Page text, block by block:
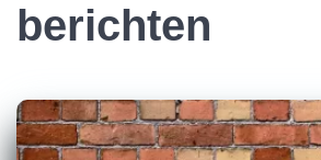
berichten